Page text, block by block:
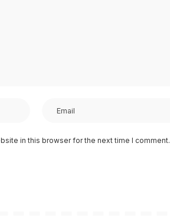
in this browser for the next time I comment.